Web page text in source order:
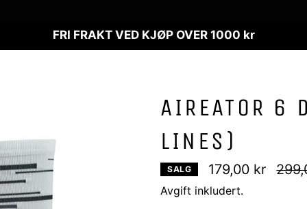
FRI FRAKT VED KJØP OVER 1000 kr
AIREATOR 6
LINES)
SALG 179,00 kr
pris
Avgift inkludert.